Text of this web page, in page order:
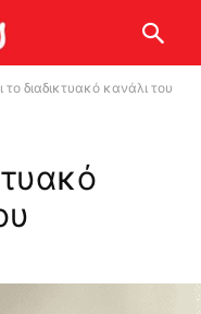
το διαδικτυακό κανάλι του